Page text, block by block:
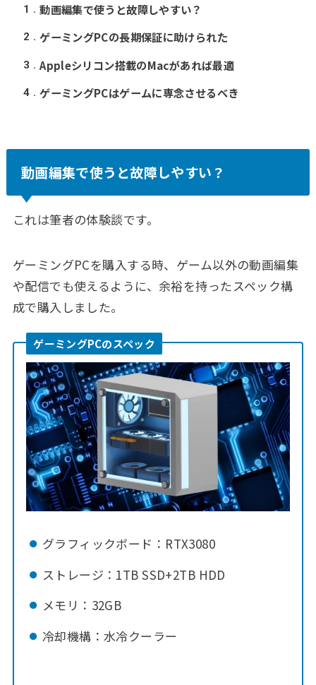
1 動画編集で使うと故障しやすい？
2 ゲーミングPCの長期保証に助けられた
3 Appleシリコン搭載のMacがあれば最適
4 ゲーミングPCはゲームに専念させるべき
動画編集で使うと故障しやすい？
これは筆者の体験談です。
ゲーミングPCを購入する時、ゲーム以外の動画編集
や配信でも使えるように、余裕を持ったスペック構
成で購入しました。
ゲーミングPCのスペック
グラフィックボード：RTX3080
ストレージ：1TB SSD+2TB HDD
メモリ：32GB
冷却機構：水冷クーラー